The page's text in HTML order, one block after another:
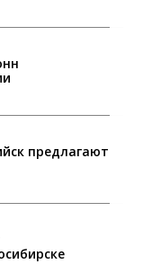
предлагают